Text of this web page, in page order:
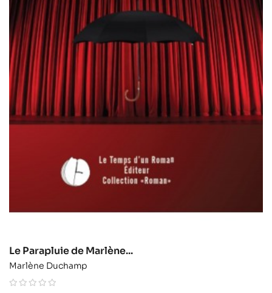
Le Parapluie de Marlène...
Marlène Duchamp